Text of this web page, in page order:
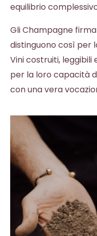
equilibrio
Gli Champagne
distinguono così per
Vini costruiti,
per la loro capacità
con una vera